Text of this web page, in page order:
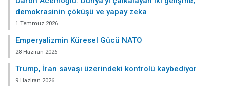
demokrasinin çöküşü ve yapay zeka
1 Temmuz 2026
Emperyalizmin Küresel Gücü NATO
28 Haziran 2026
Trump, İran savaşı üzerindeki kontrolü kaybediyor
9 Haziran 2026